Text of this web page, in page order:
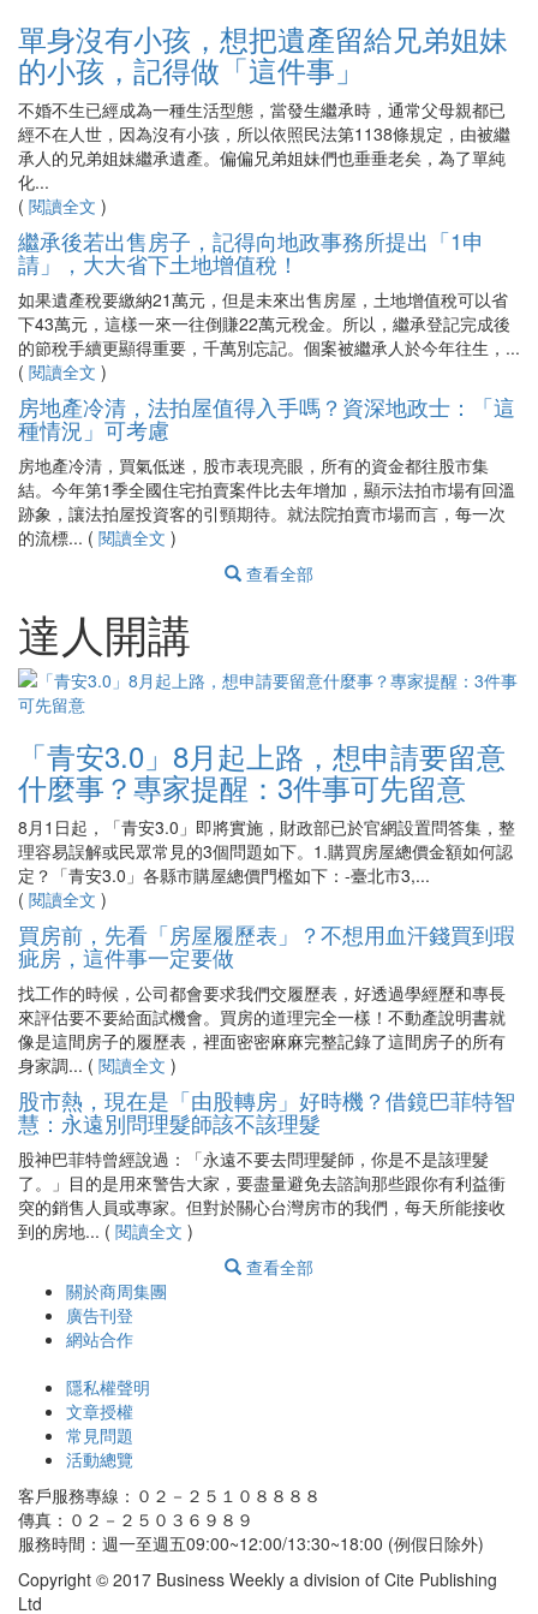
單身沒有小孩，想把遺產留給兄弟姐妹
的小孩，記得做「這件事」
不婚不生已經成為一種生活型態，當發生繼承時，通常父母親都已
經不在人世，因為沒有小孩，所以依照民法第1138條規定，由被繼
承人的兄弟姐妹繼承遺產。偏偏兄弟姐妹們也垂垂老矣，為了單純
化...
( 閱讀全文 )
繼承後若出售房子，記得向地政事務所提出「1申
請」，大大省下土地增值稅！
如果遺產稅要繳納21萬元，但是未來出售房屋，土地增值稅可以省
下43萬元，這樣一來一往倒賺22萬元稅金。所以，繼承登記完成後
的節稅手續更顯得重要，千萬別忘記。個案被繼承人於今年往生，...
( 閱讀全文 )
房地產冷清，法拍屋值得入手嗎？資深地政士：「這
種情況」可考慮
房地產冷清，買氣低迷，股市表現亮眼，所有的資金都往股市集
結。今年第1季全國住宅拍賣案件比去年增加，顯示法拍市場有回溫
跡象，讓法拍屋投資客的引頸期待。就法院拍賣市場而言，每一次
的流標... ( 閱讀全文 )
查看全部
達人開講
「青安3.0」8月起上路，想申請要留意
什麼事？專家提醒：3件事可先留意
8月1日起，「青安3.0」即將實施，財政部已於官網設置問答集，整
理容易誤解或民眾常見的3個問題如下。1.購買房屋總價金額如何認
定？「青安3.0」各縣市購屋總價門檻如下：-臺北市3,...
( 閱讀全文 )
買房前，先看「房屋履歷表」？不想用血汗錢買到瑕
疵房，這件事一定要做
找工作的時候，公司都會要求我們交履歷表，好透過學經歷和專長
來評估要不要給面試機會。買房的道理完全一樣！不動產說明書就
像是這間房子的履歷表，裡面密密麻麻完整記錄了這間房子的所有
身家調... ( 閱讀全文 )
股市熱，現在是「由股轉房」好時機？借鏡巴菲特智
慧：永遠別問理髮師該不該理髮
股神巴菲特曾經說過：「永遠不要去問理髮師，你是不是該理髮
了。」目的是用來警告大家，要盡量避免去諮詢那些跟你有利益衝
突的銷售人員或專家。但對於關心台灣房市的我們，每天所能接收
到的房地... ( 閱讀全文 )
查看全部
關於商周集團
廣告刊登
網站合作
隱私權聲明
文章授權
常見問題
活動總覽
客戶服務專線：０２－２５１０８８８８
傳真：０２－２５０３６９８９
服務時間：週一至週五09:00~12:00/13:30~18:00 (例假日除外)
Copyright © 2017 Business Weekly a division of Cite Publishing
Ltd